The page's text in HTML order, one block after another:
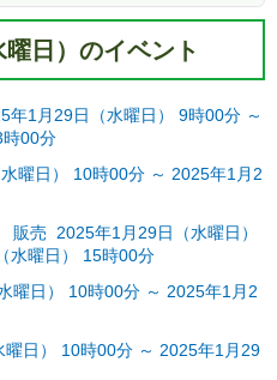
日）のイベント
1月29日（水曜日） 9時00分 ～
00分
曜日） 10時00分 ～ 2025年1月2
売 2025年1月29日（水曜日）
水曜日） 15時00分
曜日） 10時00分 ～ 2025年1月2
日） 10時00分 ～ 2025年1月29